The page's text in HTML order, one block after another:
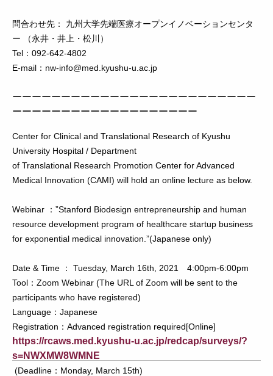
問合わせ先： 九州大学先端医療オープンイノベーションセンタ
ー （永井・井上・松川）
Tel：092-642-4802
E-mail：nw-info@med.kyushu-u.ac.jp
ーーーーーーーーーーーーーーーーーーーーーーーーー
ーーーーーーーーーーーーーーーーーーー
Center for Clinical and Translational Research of Kyushu
University Hospital / Department
of Translational Research Promotion Center for Advanced
Medical Innovation (CAMI) will hold an online lecture as below.
Webinar ：”Stanford Biodesign entrepreneurship and human
resource development program of healthcare startup business
for exponential medical innovation.”(Japanese only)
Date & Time ： Tuesday, March 16th, 2021 4:00pm-6:00pm
Tool：Zoom Webinar (The URL of Zoom will be sent to the
participants who have registered)
Language：Japanese
Registration：Advanced registration required[Online]
https://rcaws.med.kyushu-u.ac.jp/redcap/surveys/?
s=NWXMW8WMNE
(Deadline：Monday, March 15th)